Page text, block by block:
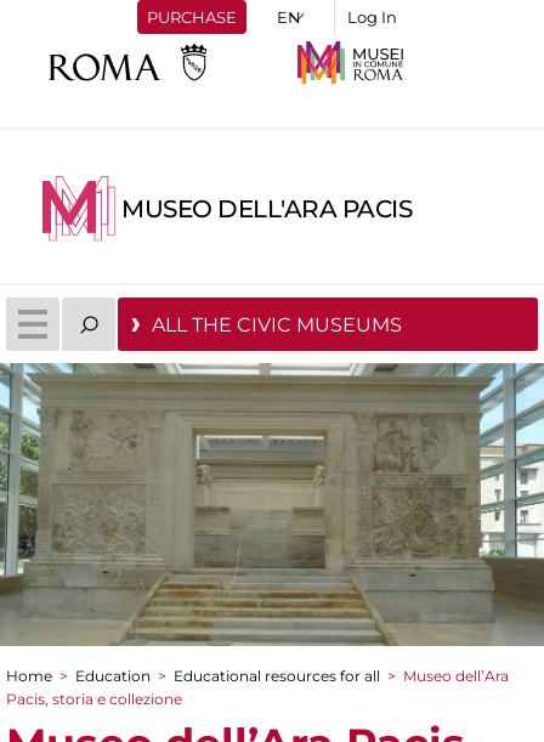
PURCHASE Log In
MUSEO DELL'ARA PACIS
ALL THE CIVIC MUSEUMS
You are here
Home > Education > Educational resources for all > Museo dell’Ara
Pacis, storia e collezione